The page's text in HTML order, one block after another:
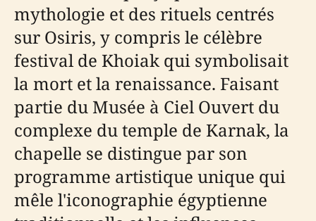
mythologie et des rituels centrés
sur Osiris, y compris le célèbre
festival de Khoiak qui symbolisait
la mort et la renaissance. Faisant
partie du Musée à Ciel Ouvert du
complexe du temple de Karnak, la
chapelle se distingue par son
programme artistique unique qui
mêle l'iconographie égyptienne